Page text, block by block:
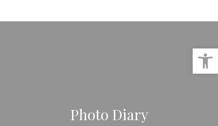
Photo Diary
פתח סרגל נגישות